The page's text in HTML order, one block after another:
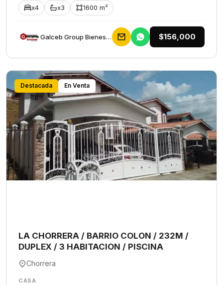
x4 x3 1600 m²
Galceb Group Bienes Raices $156,000
Destacada En Venta
LA CHORRERA / BARRIO COLON / 232M /
DUPLEX / 3 HABITACION / PISCINA
Chorrera
CASA